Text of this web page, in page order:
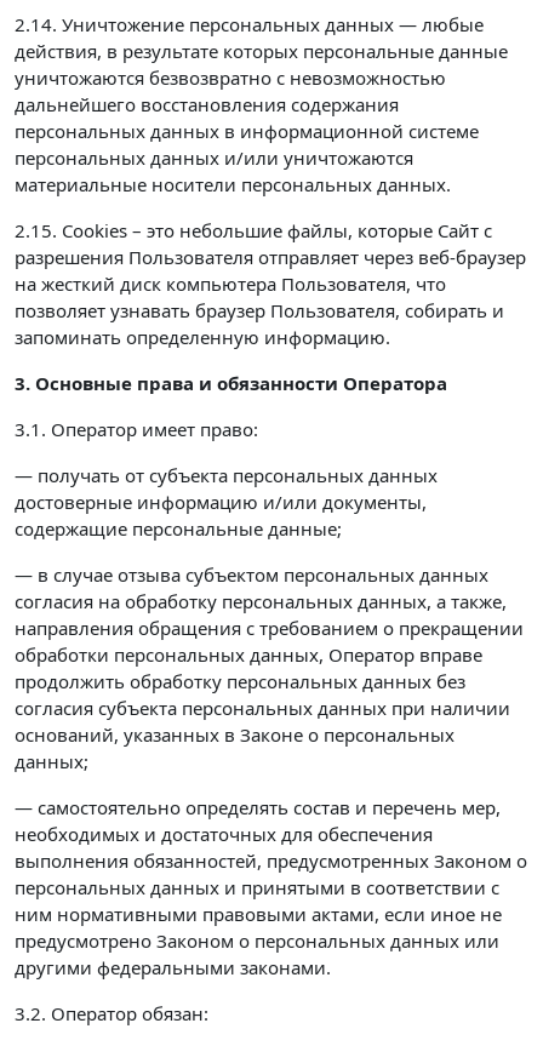
2.14. Уничтожение персональных данных — любые
действия, в результате которых персональные данные
уничтожаются безвозвратно с невозможностью
дальнейшего восстановления содержания
персональных данных в информационной системе
персональных данных и/или уничтожаются
материальные носители персональных данных.
2.15. Cookies – это небольшие файлы, которые Сайт с
разрешения Пользователя отправляет через веб-браузер
на жесткий диск компьютера Пользователя, что
позволяет узнавать браузер Пользователя, собирать и
запоминать определенную информацию.
3. Основные права и обязанности Оператора
3.1. Оператор имеет право:
— получать от субъекта персональных данных
достоверные информацию и/или документы,
содержащие персональные данные;
— в случае отзыва субъектом персональных данных
согласия на обработку персональных данных, а также,
направления обращения с требованием о прекращении
обработки персональных данных, Оператор вправе
продолжить обработку персональных данных без
согласия субъекта персональных данных при наличии
оснований, указанных в Законе о персональных
данных;
— самостоятельно определять состав и перечень мер,
необходимых и достаточных для обеспечения
выполнения обязанностей, предусмотренных Законом о
персональных данных и принятыми в соответствии с
ним нормативными правовыми актами, если иное не
предусмотрено Законом о персональных данных или
другими федеральными законами.
3.2. Оператор обязан: